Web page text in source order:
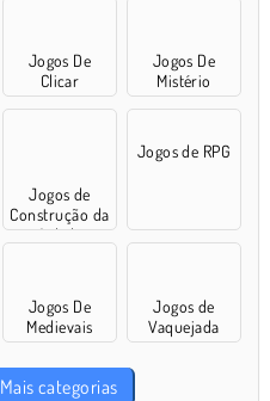
Jogos De
Clicar
Jogos De
Mistério
Jogos de
Construção da
Cidade
Jogos de RPG
Jogos De
Medievais
Jogos de
Vaquejada
Mais categorias